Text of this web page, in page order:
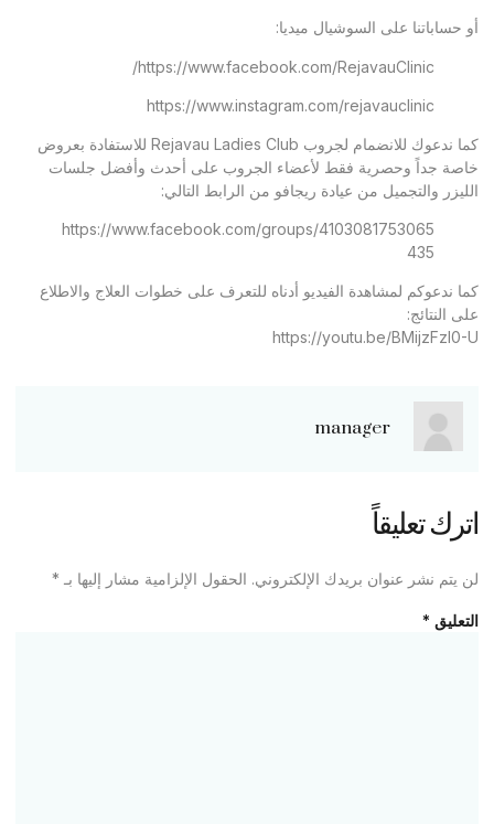
أو حساباتنا على السوشيال ميديا:
https://www.facebook.com/RejavauClinic/
https://www.instagram.com/rejavauclinic
كما ندعوك للانضمام لجروب Rejavau Ladies Club للاستفادة بعروض
خاصة جداً وحصرية فقط لأعضاء الجروب على أحدث وأفضل جلسات
الليزر والتجميل من عيادة ريجافو من الرابط التالي:
https://www.facebook.com/groups/4103081753065
435
كما ندعوكم لمشاهدة الفيديو أدناه للتعرف على خطوات العلاج والاطلاع
على النتائج:
https://youtu.be/BMijzFzl0-U
manager
اترك تعليقاً
لن يتم نشر عنوان بريدك الإلكتروني. الحقول الإلزامية مشار إليها بـ *
التعليق *